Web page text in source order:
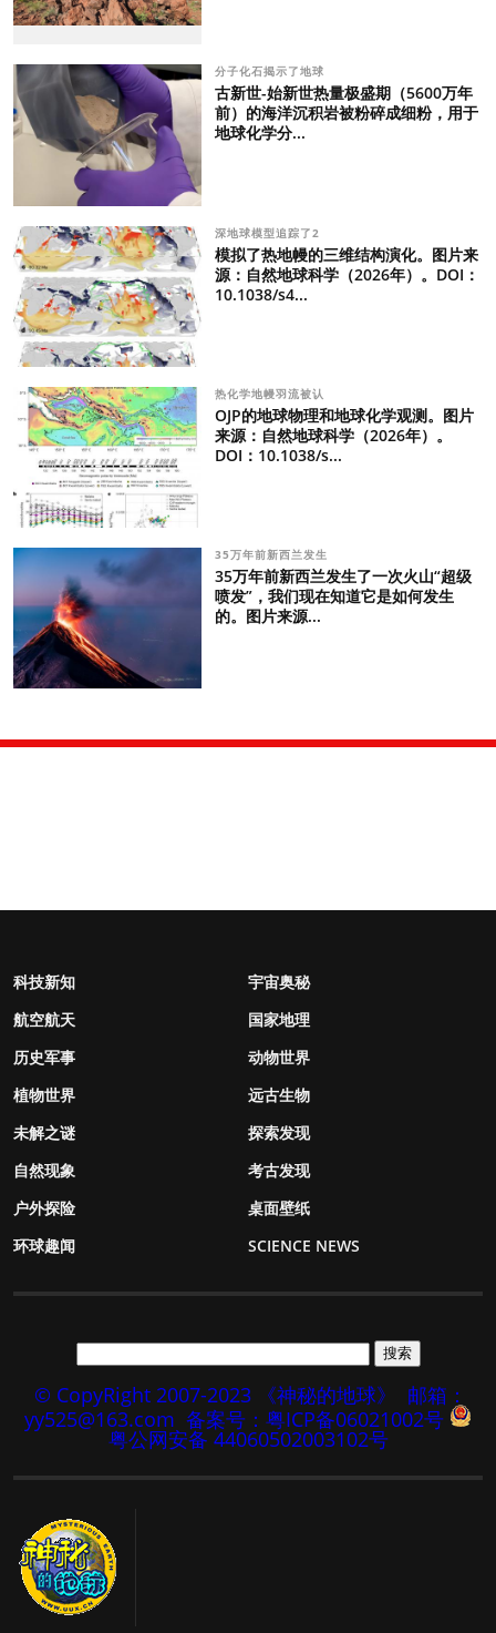
分子化石揭示了地球
古新世-始新世热量极盛期（5600万年
前）的海洋沉积岩被粉碎成细粉，用于
地球化学分...
深地球模型追踪了2
模拟了热地幔的三维结构演化。图片来
源：自然地球科学（2026年）。DOI：
10.1038/s4...
热化学地幔羽流被认
OJP的地球物理和地球化学观测。图片
来源：自然地球科学（2026年）。
DOI：10.1038/s...
35万年前新西兰发生
35万年前新西兰发生了一次火山“超级
喷发”，我们现在知道它是如何发生
的。图片来源...
科技新知
宇宙奥秘
航空航天
国家地理
历史军事
动物世界
植物世界
远古生物
未解之谜
探索发现
自然现象
考古发现
户外探险
桌面壁纸
环球趣闻
SCIENCE NEWS
© CopyRight 2007-2023 《神秘的地球》
邮箱：
yy525@163.com 备案号：粤ICP备06021002号
粤公网安备 44060502003102号